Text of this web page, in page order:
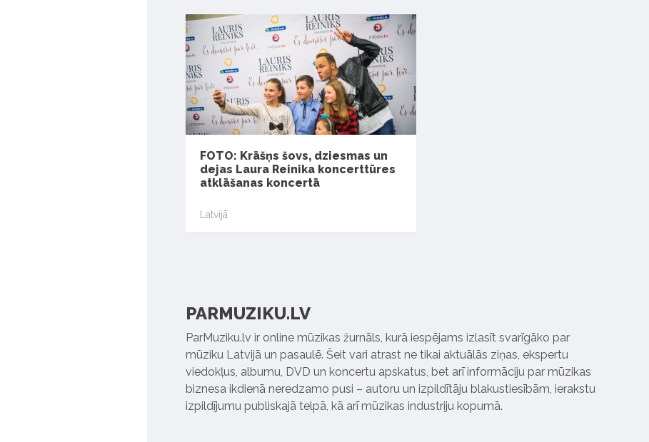
FOTO: Krāšņs šovs, dziesmas un
dejas Laura Reinika koncerttūres
atklāšanas koncertā
Latvijā
PARMUZIKU.LV
ParMuziku.lv ir online mūzikas žurnāls, kurā iespējams izlasīt svarīgāko par
mūziku Latvijā un pasaulē. Šeit vari atrast ne tikai aktuālās ziņas, ekspertu
viedokļus, albumu, DVD un koncertu apskatus, bet arī informāciju par mūzikas
biznesa ikdienā neredzamo pusi – autoru un izpildītāju blakustiesībām, ierakstu
izpildījumu publiskajā telpā, kā arī mūzikas industriju kopumā.